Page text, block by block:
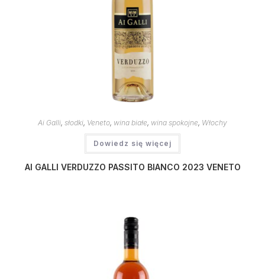
Ai Galli, słodki, Veneto, wina białe, wina spokojne, Włochy
Dowiedz się więcej
AI GALLI VERDUZZO PASSITO BIANCO 2023 VENETO